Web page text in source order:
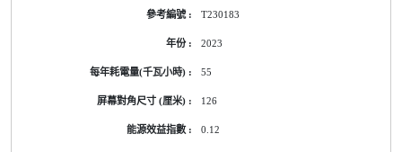
T230183
2023
55
126
0.12